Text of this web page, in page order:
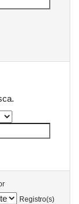
Registro(s)